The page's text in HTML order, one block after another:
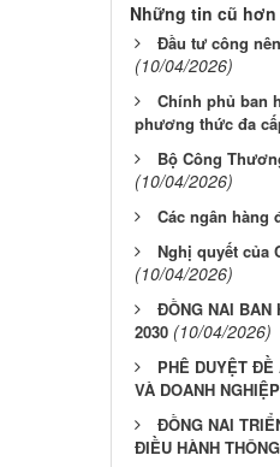
Những tin cũ hơn
Đầu tư công
(10/04/2026)
Chính phủ ban
phương thức đa
Bộ Công
(10/04/2026)
Các ngân hàng
Nghị quyết của
(10/04/2026)
ĐỒNG NAI BAN
2030 (10/04/2026)
PHÊ DUYỆT
VÀ DOANH
ĐỒNG NAI
ĐIỀU HÀNH